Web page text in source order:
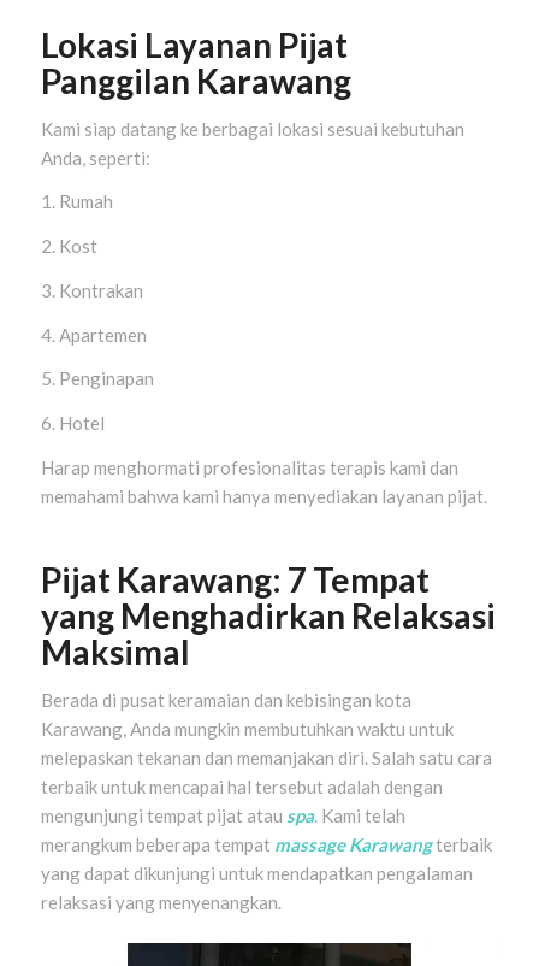
Lokasi Layanan Pijat
Panggilan Karawang
Kami siap datang ke berbagai lokasi sesuai kebutuhan
Anda, seperti:
1. Rumah
2. Kost
3. Kontrakan
4. Apartemen
5. Penginapan
6. Hotel
Harap menghormati profesionalitas terapis kami dan
memahami bahwa kami hanya menyediakan layanan pijat.
Pijat Karawang: 7 Tempat
yang Menghadirkan Relaksasi
Maksimal
Berada di pusat keramaian dan kebisingan kota
Karawang, Anda mungkin membutuhkan waktu untuk
melepaskan tekanan dan memanjakan diri. Salah satu cara
terbaik untuk mencapai hal tersebut adalah dengan
mengunjungi tempat pijat atau spa. Kami telah
merangkum beberapa tempat massage Karawangterbaik
yang dapat dikunjungi untuk mendapatkan pengalaman
relaksasi yang menyenangkan.